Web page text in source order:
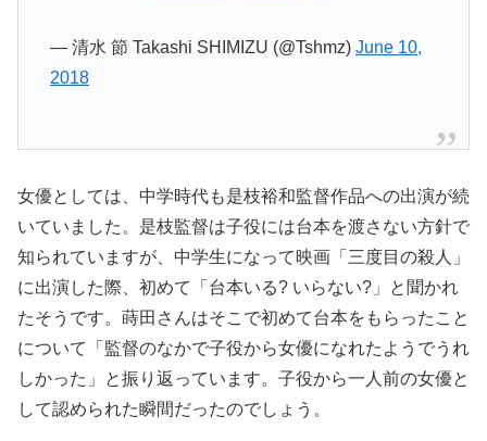
— 清水 節 Takashi SHIMIZU (@Tshmz) June 10,
2018
女優としては、中学時代も是枝裕和監督作品への出演が続
いていました。是枝監督は子役には台本を渡さない方針で
知られていますが、中学生になって映画「三度目の殺人」
に出演した際、初めて「台本いる? いらない?」と聞かれ
たそうです。蒔田さんはそこで初めて台本をもらったこと
について「監督のなかで子役から女優になれたようでうれ
しかった」と振り返っています。子役から一人前の女優と
して認められた瞬間だったのでしょう。